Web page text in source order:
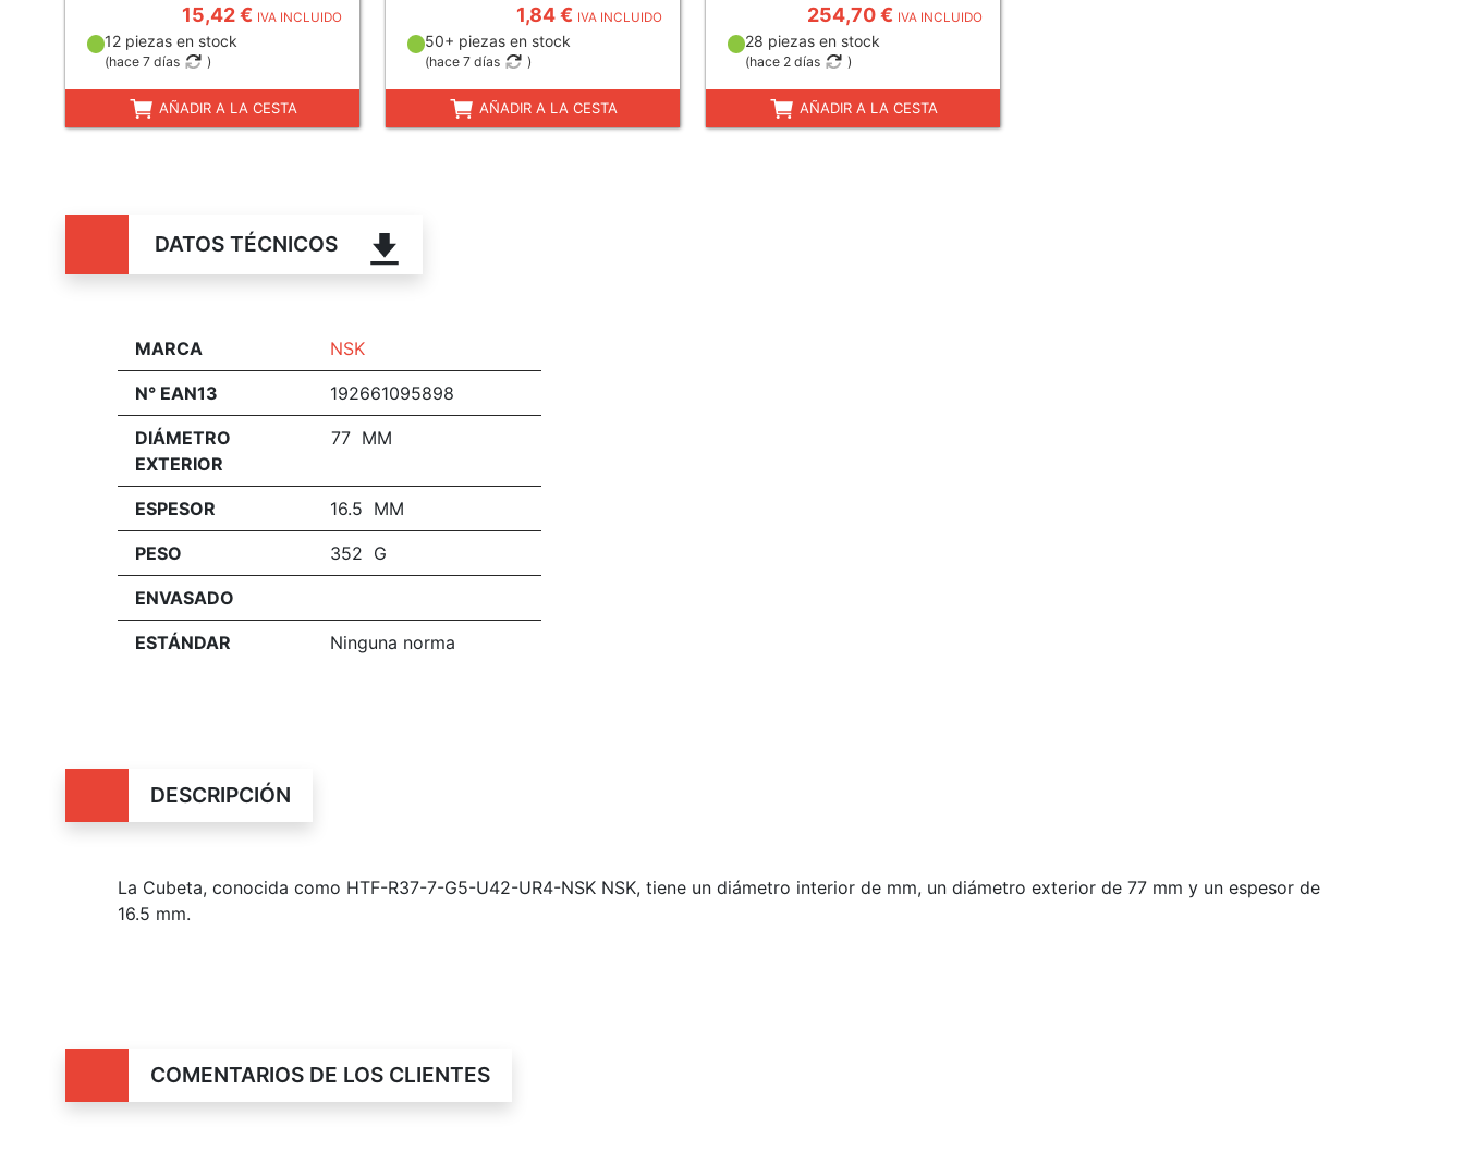
15,42 € IVA INCLUIDO
12 piezas en stock
(hace 7 días )
AÑADIR A LA CESTA
1,84 € IVA INCLUIDO
50+ piezas en stock
(hace 7 días )
AÑADIR A LA CESTA
254,70 € IVA INCLUIDO
28 piezas en stock
(hace 2 días )
AÑADIR A LA CESTA
DATOS TÉCNICOS
MARCA NSK
N° EAN13 192661095898
DIÁMETRO
EXTERIOR
77 MM
ESPESOR 16.5 MM
PESO 352 G
ENVASADO
ESTÁNDAR Ninguna norma
DESCRIPCIÓN
La Cubeta, conocida como HTF-R37-7-G5-U42-UR4-NSK NSK, tiene un diámetro interior de mm, un diámetro exterior de 77 mm y un espesor de
16.5 mm.
COMENTARIOS DE LOS CLIENTES